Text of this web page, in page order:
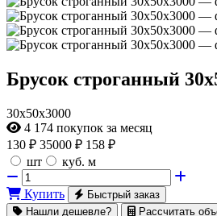
Брусок строганный
30х50х3000
4 174 покупок за месяц
130 ₽ 35000 ₽ 158 ₽
шт
куб. м
Купить
Быстрый заказ
Нашли дешевле?
Рассчитать